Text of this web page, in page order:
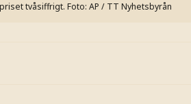
tvåsiffrigt. Foto: AP / TT Nyhetsbyrån